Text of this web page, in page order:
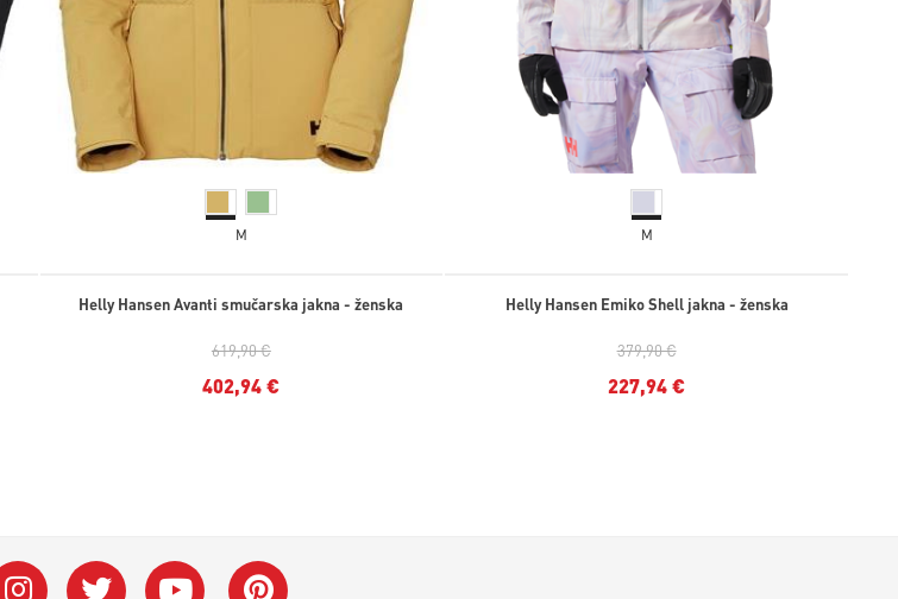
M
Helly Hansen Avanti smučarska jakna - ženska
619,90 €
402,94 €
M
Helly Hansen Emiko Shell jakna - ženska
379,90 €
227,94 €